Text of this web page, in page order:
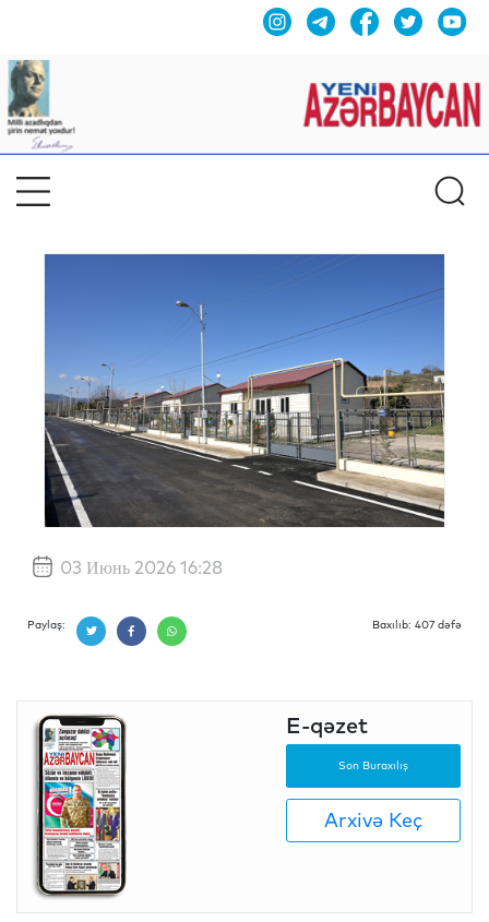
03 Июнь 2026 16:28
Paylaş: Baxılıb: 407 dəfə
E-qəzet
Son Buraxılış
Arxivə Keç